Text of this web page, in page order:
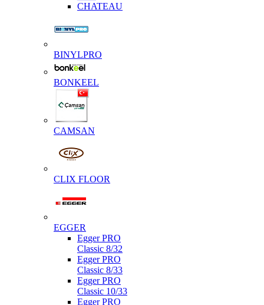
CHATEAU
BINYLPRO
BONKEEL
CAMSAN
CLIX FLOOR
EGGER
Egger PRO
Classic 8/32
Egger PRO
Classic 8/33
Egger PRO
Classic 10/33
Egger PRO